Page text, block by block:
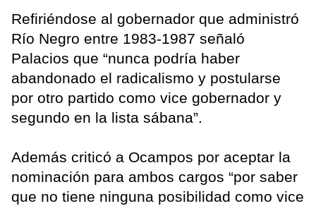
Refiriéndose al gobernador que administró
Río Negro entre 1983-1987 señaló
Palacios que “nunca podría haber
abandonado el radicalismo y postularse
por otro partido como vice gobernador y
segundo en la lista sábana”.
Además criticó a Ocampos por aceptar la
nominación para ambos cargos “por saber
que no tiene ninguna posibilidad como vice